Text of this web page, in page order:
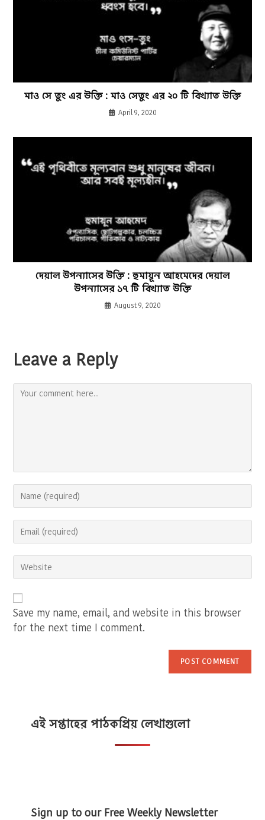
মাও সে তুং এর উক্তি : মাও সেতুং এর ২০ টি বিখ্যাত উক্তি
April 9, 2020
দেয়াল উপন্যাসের উক্তি : হুমায়ূন আহমেদের দেয়াল
উপন্যাসের ১৭ টি বিখ্যাত উক্তি
August 9, 2020
Leave a Reply
Comment
your
username
comment
your
address
your
(optional)
Save my name, email, and website in this browser
for the next time I comment.
এই সপ্তাহের পাঠকপ্রিয় লেখাগুলো
Sign up to our Free Weekly Newsletter